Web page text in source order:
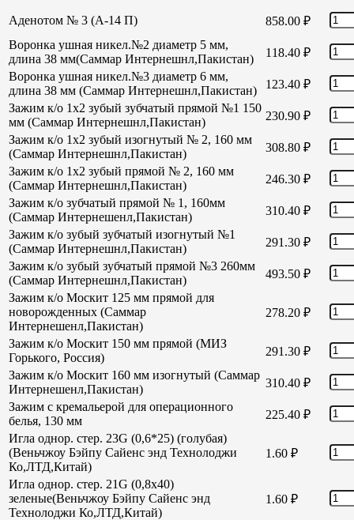
Аденотом № 3 (А-14 П) 858.00 ₽
Воронка ушная никел.№2 диаметр 5 мм,
длина 38 мм(Саммар Интернешнл,Пакистан)
118.40 ₽
Воронка ушная никел.№3 диаметр 6 мм,
длина 38 мм (Саммар Интернешнл,Пакистан)
123.40 ₽
Зажим к/о 1х2 зубый зубчатый прямой №1 150
мм (Саммар Интернешнл,Пакистан)
230.90 ₽
Зажим к/о 1х2 зубый изогнутый № 2, 160 мм
(Саммар Интернешнл,Пакистан)
308.80 ₽
Зажим к/о 1х2 зубый прямой № 2, 160 мм
(Саммар Интернешнл,Пакистан)
246.30 ₽
Зажим к/о зубчатый прямой № 1, 160мм
(Саммар Интернешенл,Пакистан)
310.40 ₽
Зажим к/о зубый зубчатый изогнутый №1
(Саммар Интернешнл,Пакистан)
291.30 ₽
Зажим к/о зубый зубчатый прямой №3 260мм
(Саммар Интернешнл,Пакистан)
493.50 ₽
Зажим к/о Москит 125 мм прямой для
новорожденных (Саммар
Интернешенл,Пакистан)
278.20 ₽
Зажим к/о Москит 150 мм прямой (МИЗ
Горького, Россия)
291.30 ₽
Зажим к/о Москит 160 мм изогнутый (Саммар
Интернешенл,Пакистан)
310.40 ₽
Зажим с кремальерой для операционного
белья, 130 мм
225.40 ₽
Игла однор. стер. 23G (0,6*25) (голубая)
(Веньчжоу Бэйпу Сайенс энд Технолоджи
Ко,ЛТД,Китай)
1.60 ₽
Игла однор. стер. 21G (0,8х40)
зеленые(Веньчжоу Бэйпу Сайенс энд
Технолоджи Ко,ЛТД,Китай)
1.60 ₽